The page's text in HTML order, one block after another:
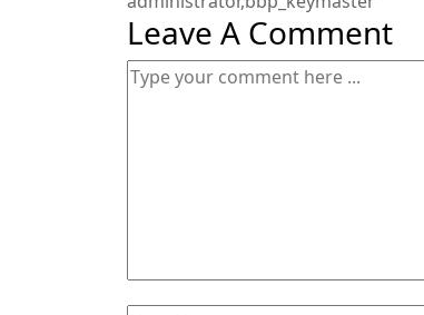
Leave A Comment